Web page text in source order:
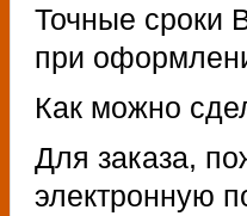
Точные сроки
при
Как можно
Для заказа,
электронную